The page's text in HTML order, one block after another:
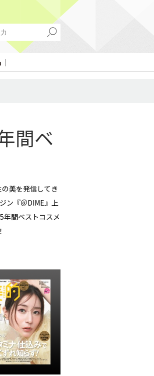
間ベ
美を発信してき
ン『＠DIME』上
年間ベストコスメ